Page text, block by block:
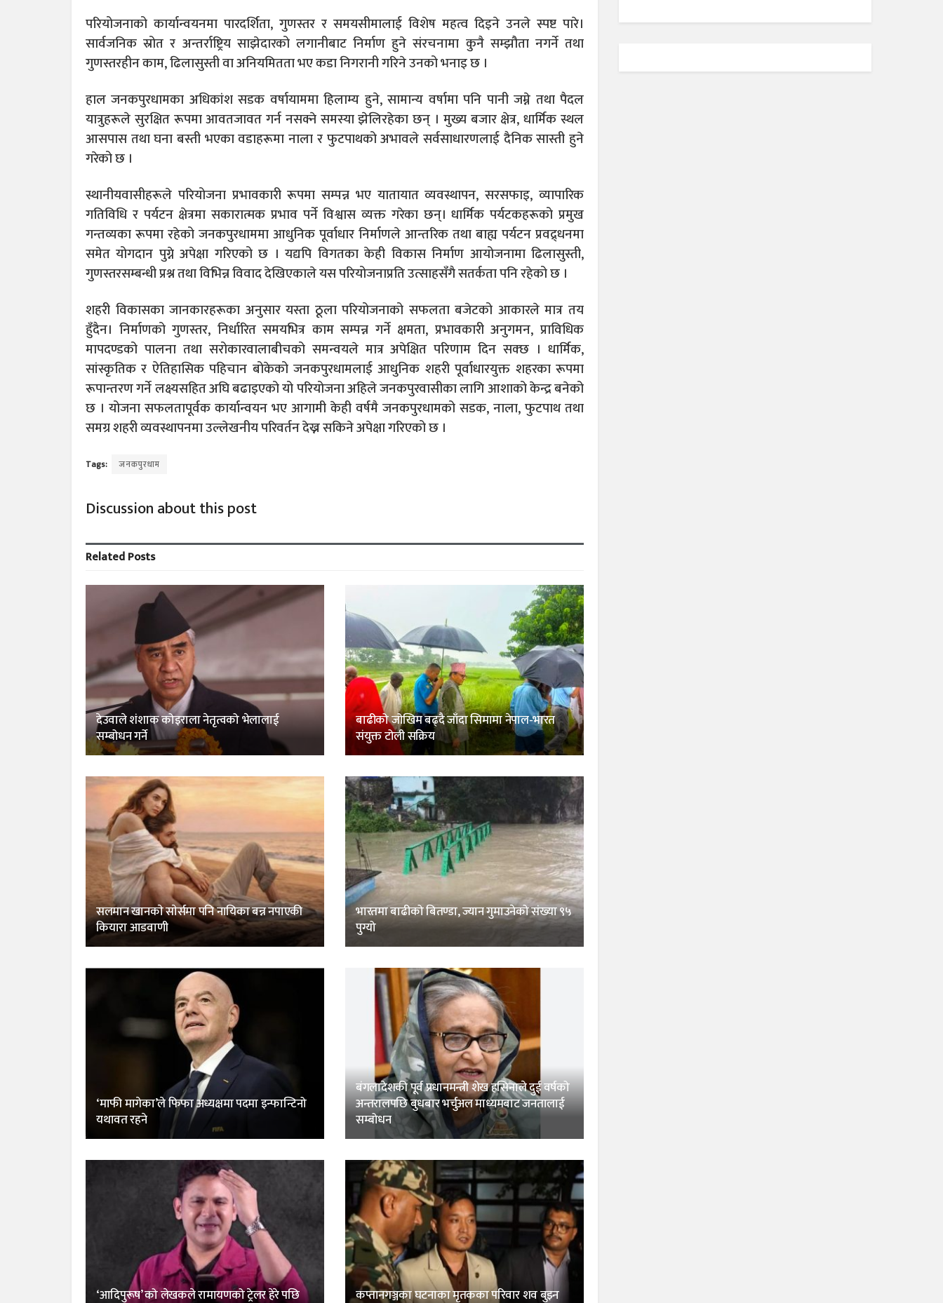
परियोजनाको कार्यान्वयनमा पारदर्शिता, गुणस्तर र समयसीमालाई विशेष महत्व दिइने उनले स्पष्ट पारे।
सार्वजनिक स्रोत र अन्तर्राष्ट्रिय साझेदारको लगानीबाट निर्माण हुने संरचनामा कुनै सम्झौता नगर्ने तथा
गुणस्तरहीन काम, ढिलासुस्ती वा अनियमितता भए कडा निगरानी गरिने उनको भनाइ छ ।
हाल जनकपुरधामका अधिकांश सडक वर्षायाममा हिलाम्य हुने, सामान्य वर्षामा पनि पानी जम्ने तथा पैदल
यात्रुहरूले सुरक्षित रूपमा आवतजावत गर्न नसक्ने समस्या झेलिरहेका छन् । मुख्य बजार क्षेत्र, धार्मिक स्थल
आसपास तथा घना बस्ती भएका वडाहरूमा नाला र फुटपाथको अभावले सर्वसाधारणलाई दैनिक सास्ती हुने
गरेको छ ।
स्थानीयवासीहरूले परियोजना प्रभावकारी रूपमा सम्पन्न भए यातायात व्यवस्थापन, सरसफाइ, व्यापारिक
गतिविधि र पर्यटन क्षेत्रमा सकारात्मक प्रभाव पर्ने विश्वास व्यक्त गरेका छन्। धार्मिक पर्यटकहरूको प्रमुख
गन्तव्यका रूपमा रहेको जनकपुरधाममा आधुनिक पूर्वाधार निर्माणले आन्तरिक तथा बाह्य पर्यटन प्रवद्र्धनमा
समेत योगदान पुग्ने अपेक्षा गरिएको छ । यद्यपि विगतका केही विकास निर्माण आयोजनामा ढिलासुस्ती,
गुणस्तरसम्बन्धी प्रश्न तथा विभिन्न विवाद देखिएकाले यस परियोजनाप्रति उत्साहसँगै सतर्कता पनि रहेको छ ।
शहरी विकासका जानकारहरूका अनुसार यस्ता ठूला परियोजनाको सफलता बजेटको आकारले मात्र तय
हुँदैन। निर्माणको गुणस्तर, निर्धारित समयभित्र काम सम्पन्न गर्ने क्षमता, प्रभावकारी अनुगमन, प्राविधिक
मापदण्डको पालना तथा सरोकारवालाबीचको समन्वयले मात्र अपेक्षित परिणाम दिन सक्छ । धार्मिक,
सांस्कृतिक र ऐतिहासिक पहिचान बोकेको जनकपुरधामलाई आधुनिक शहरी पूर्वाधारयुक्त शहरका रूपमा
रूपान्तरण गर्ने लक्ष्यसहित अघि बढाइएको यो परियोजना अहिले जनकपुरवासीका लागि आशाको केन्द्र बनेको
छ । योजना सफलतापूर्वक कार्यान्वयन भए आगामी केही वर्षमै जनकपुरधामको सडक, नाला, फुटपाथ तथा
समग्र शहरी व्यवस्थापनमा उल्लेखनीय परिवर्तन देख्न सकिने अपेक्षा गरिएको छ ।
Tags: जनकपुरधाम
Discussion about this post
RelatedPosts
देउवाले शंशाक कोइराला नेतृत्वको भेलालाई
सम्बोधन गर्ने
बाढीको जोखिम बढ्दै जाँदा सिमामा नेपाल-भारत
संयुक्त टोली सक्रिय
सलमान खानकाे साेर्समा पनि नायिका बन्न नपाएकी
कियारा आडवाणी
भारतमा बाढीको बितण्डा, ज्यान गुमाउनेको संख्या ९५
पुग्यो
‘माफी मागेका’ले फिफा अध्यक्षमा पदमा इन्फान्टिनो
यथावत रहने
बंगलादेशकी पूर्व प्रधानमन्त्री शेख हसिनाले दुई वर्षको
अन्तरालपछि बुधबार भर्चुअल माध्यमबाट जनतालाई
सम्बोधन
‘आदिपुरूष’ को लेखकले रामायणको ट्रेलर हेरे पछि
कप्तानगञ्जका घटनाका मृतकका परिवार शव बुझ्न